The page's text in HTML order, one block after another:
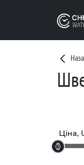
Ціна,